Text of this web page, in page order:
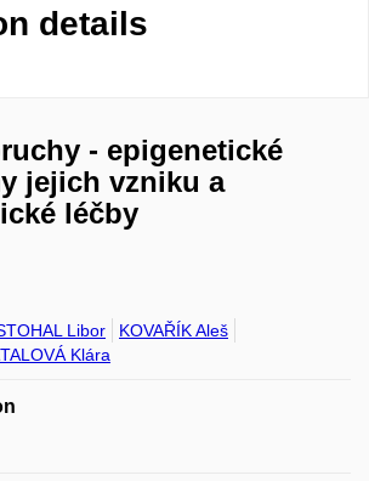
details
- epigenetické
jejich vzniku a
léčby
Libor
KOVAŘÍK Aleš
Klára